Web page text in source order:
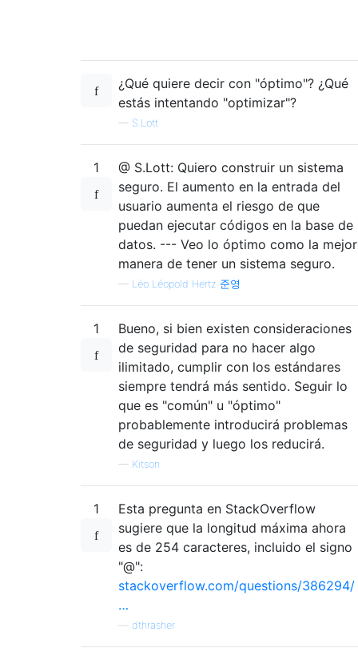
¿Qué quiere decir con "óptimo"? ¿Qué
estás intentando "optimizar"?
— S.Lott
1
@ S.Lott: Quiero construir un sistema
seguro. El aumento en la entrada del
usuario aumenta el riesgo de que
puedan ejecutar códigos en la base de
datos. --- Veo lo óptimo como la mejor
manera de tener un sistema seguro.
— Léo Léopold Hertz 준영
1
Bueno, si bien existen consideraciones
de seguridad para no hacer algo
ilimitado, cumplir con los estándares
siempre tendrá más sentido. Seguir lo
que es "común" u "óptimo"
probablemente introducirá problemas
de seguridad y luego los reducirá.
— Kitson
1
Esta pregunta en StackOverflow
sugiere que la longitud máxima ahora
es de 254 caracteres, incluido el signo
"@":
stackoverflow.com/questions/386294/
…
dthrasher